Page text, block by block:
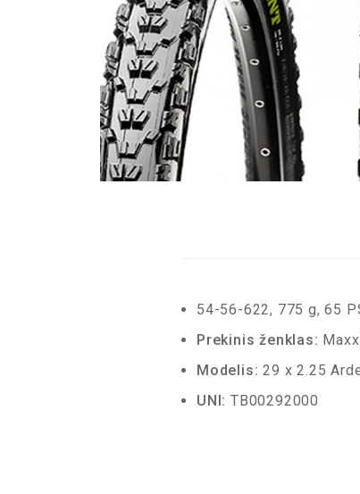
54-56-622, 775 g, 65
Prekinis ženklas:
Modelis: 29 x 2.25
UNI: TB00292000